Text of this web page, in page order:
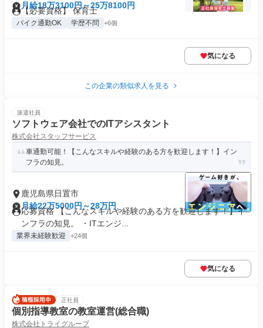
月給18万3100円～25万8100円
【必要資格】 保育士
バイク通勤OK 学歴不問 +6個
気になる
この企業の類似求人を見る
派遣社員
ソフトウェア会社でのITアシスタント
株式会社スタッフサービス
車通勤可能！【こんなスキルや経験のある方を歓迎します！】イン
フラの知見。
鹿児島県日置市
月給22万5000円～28万円
応募資格 【こんなスキルや経験のある方を歓迎します！】イ
ンフラの知見。 ・ITエンジ...
業界未経験歓迎 +24個
気になる
正社員
個別指導教室の教室運営(総合職)
株式会社トライグループ